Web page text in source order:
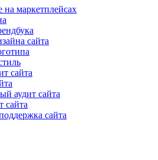
маркетплейсах
сайта
сайта
аудит сайта
сайта
сайта